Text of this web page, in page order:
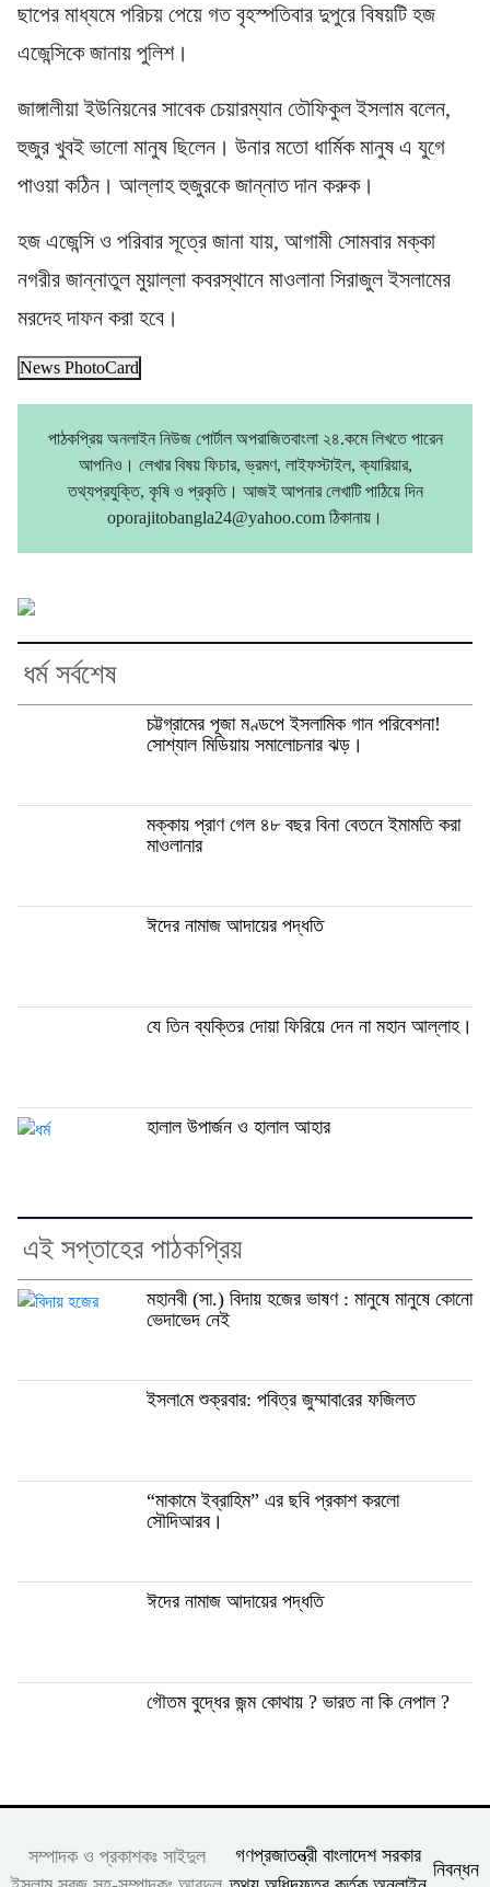
ছাপের মাধ্যমে পরিচয় পেয়ে গত বৃহস্পতিবার দুপুরে বিষয়টি হজ
এজেন্সিকে জানায় পুলিশ।
জাঙ্গালীয়া ইউনিয়নের সাবেক চেয়ারম্যান তৌফিকুল ইসলাম বলেন,
হুজুর খুবই ভালো মানুষ ছিলেন। উনার মতো ধার্মিক মানুষ এ যুগে
পাওয়া কঠিন। আল্লাহ হুজুরকে জান্নাত দান করুক।
হজ এজেন্সি ও পরিবার সূত্রে জানা যায়, আগামী সোমবার মক্কা
নগরীর জান্নাতুল মুয়াল্লা কবরস্থানে মাওলানা সিরাজুল ইসলামের
মরদেহ দাফন করা হবে।
News PhotoCard
পাঠকপ্রিয় অনলাইন নিউজ পোর্টাল অপরাজিতবাংলা ২৪.কমে লিখতে পারেন
আপনিও। লেখার বিষয় ফিচার, ভ্রমণ, লাইফস্টাইল, ক্যারিয়ার,
তথ্যপ্রযুক্তি, কৃষি ও প্রকৃতি। আজই আপনার লেখাটি পাঠিয়ে দিন
oporajitobangla24@yahoo.com ঠিকানায়।
ধর্ম সর্বশেষ
চট্টগ্রামের পূজা মণ্ডপে ইসলামিক গান পরিবেশনা!
সোশ্যাল মিডিয়ায় সমালোচনার ঝড়।
মক্কায় প্রাণ গেল ৪৮ বছর বিনা বেতনে ইমামতি করা
মাওলানার
ঈদের নামাজ আদায়ের পদ্ধতি
যে তিন ব্যক্তির দোয়া ফিরিয়ে দেন না মহান আল্লাহ।
হালাল উপার্জন ও হালাল আহার
এই সপ্তাহের পাঠকপ্রিয়
মহানবী (সা.) বিদায় হজের ভাষণ : মানুষে মানুষে কোনো
ভেদাভেদ নেই
ইসলা‌মে শুক্রবার: প‌বিত্র জুম্মাবা‌রের ফ‌জিলত
“মাকামে ইব্রাহিম” এর ছবি প্রকাশ করলো
সৌ‌দিআরব।
ঈদের নামাজ আদায়ের পদ্ধতি
গৌতম বুদ্ধের জন্ম কোথায় ? ভারত না কি নেপাল ?
সম্পাদক ও প্রকাশকঃ সাইদুল
গণপ্রজাতন্ত্রী বাংলাদেশ সরকার
নিবন্ধন